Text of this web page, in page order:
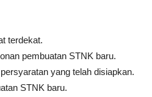
terdekat.
pembuatan STNK baru.
yang telah disiapkan.
STNK baru.